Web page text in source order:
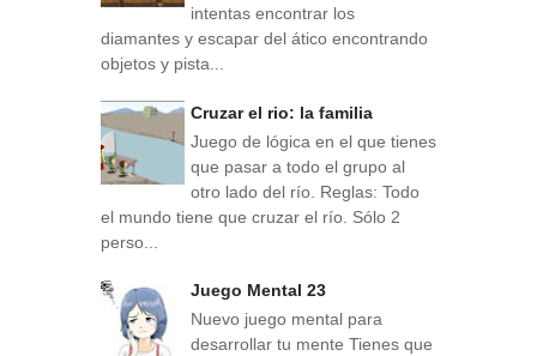
intentas encontrar los
diamantes y escapar del ático encontrando
objetos y pista...
Cruzar el rio: la familia
Juego de lógica en el que tienes
que pasar a todo el grupo al
otro lado del río. Reglas: Todo
el mundo tiene que cruzar el río. Sólo 2
perso...
Juego Mental 23
Nuevo juego mental para
desarrollar tu mente Tienes que